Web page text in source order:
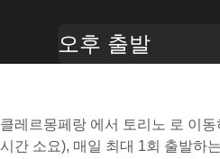
오후 출발
클레르몽페랑 에서 토리노 로 이
시간 소요), 매일 최대 1회 출발하